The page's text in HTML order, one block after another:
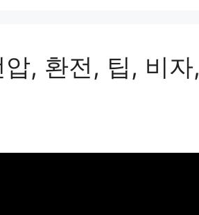
, 환전, 팁, 비자,